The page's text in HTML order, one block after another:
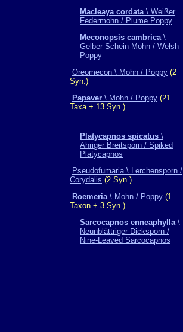
Macleaya cordata\ Weißer
Federmohn / Plume Poppy
Meconopsis cambrica\
Gelber Schein-Mohn / Welsh
Poppy
Oreomecon \ Mohn / Poppy (2
Syn.)
Papaver \ Mohn / Poppy (21
Taxa + 13 Syn.)
Platycapnos spicatus \
Ähriger Breitsporn / Spiked
Platycapnos
Pseudofumaria \ Lerchensporn /
Corydalis (2 Syn.)
Roemeria\ Mohn / Poppy (1
Taxon + 3 Syn.)
Sarcocapnos enneaphylla\
Neunblättriger Dicksporn /
Nine-Leaved Sarcocapnos